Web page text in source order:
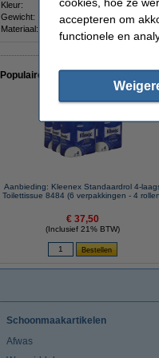
Kleur:
Wit
Gewicht:
959 g
Materiaal:
Populaire artikelen van klanten die
Aanbieding: Kleenex Standaardrol 4-
Toilettissue 8484 (6 verpakkingen - 4
€ 37,50
(Inclusief 21% BTW)
Schoonmaakartikelen
Afwas
accepteren om
functionele en